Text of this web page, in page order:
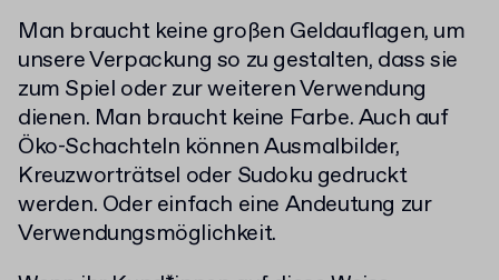
Man braucht keine großen Geldauflagen, um
unsere Verpackung so zu gestalten, dass sie
zum Spiel oder zur weiteren Verwendung
dienen. Man braucht keine Farbe. Auch auf
Öko-Schachteln können Ausmalbilder,
Kreuzworträtsel oder Sudoku gedruckt
werden. Oder einfach eine Andeutung zur
Verwendungsmöglichkeit.